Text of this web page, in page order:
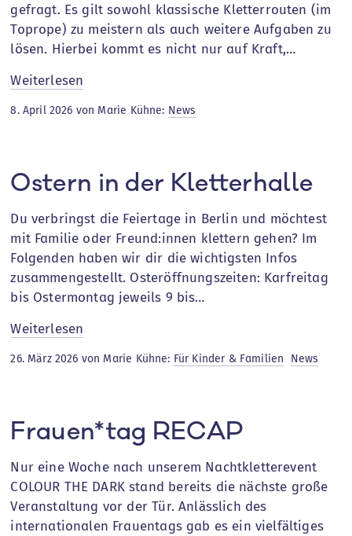
gefragt. Es gilt sowohl klassische Kletterrouten (im
Toprope) zu meistern als auch weitere Aufgaben zu
lösen. Hierbei kommt es nicht nur auf Kraft,…
Weiterlesen
Kids
8. April 2026 von Marie Kühne: News
Ostern in der Kletterhalle
Du verbringst die Feiertage in Berlin und möchtest
mit Familie oder Freund:innen klettern gehen? Im
Folgenden haben wir dir die wichtigsten Infos
zusammengestellt. Osteröffnungszeiten: Karfreitag
bis Ostermontag jeweils 9 bis…
Weiterlesen
in
26. März 2026 von Marie Kühne: Für Kinder & Familien News
Frauen*tag RECAP
Nur eine Woche nach unserem Nachtkletterevent
COLOUR THE DARK stand bereits die nächste große
Veranstaltung vor der Tür. Anlässlich des
internationalen Frauentags gab es ein vielfältiges